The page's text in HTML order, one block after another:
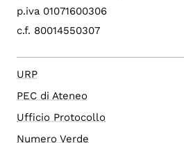
p.iva 01071600306
c.f. 80014550307
URP
PEC di Ateneo
Ufficio Protocollo
Numero Verde